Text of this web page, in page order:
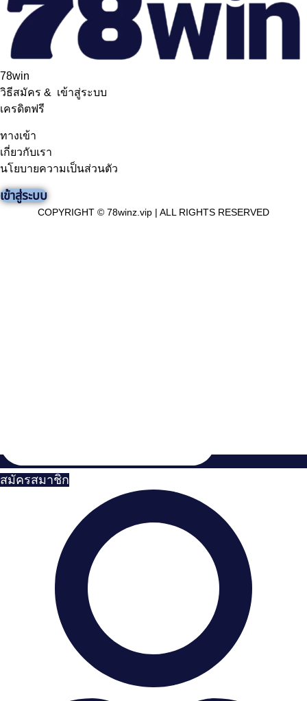
78win
วิธีสมัคร & เข้าสู่ระบบ
เครดิตฟรี
ทางเข้า
เกี่ยวกับเรา
นโยบายความเป็นส่วนตัว
เข้าสู่ระบบ
COPYRIGHT © 78winz.vip | ALL RIGHTS RESERVED
สมัครสมาชิก